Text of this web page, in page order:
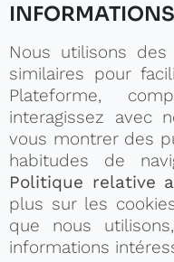
Nous utilisons
similaires pour
Plateforme,
interagissez avec
vous montrer des
habitudes de
Politique relative
plus sur les
que nous
informations